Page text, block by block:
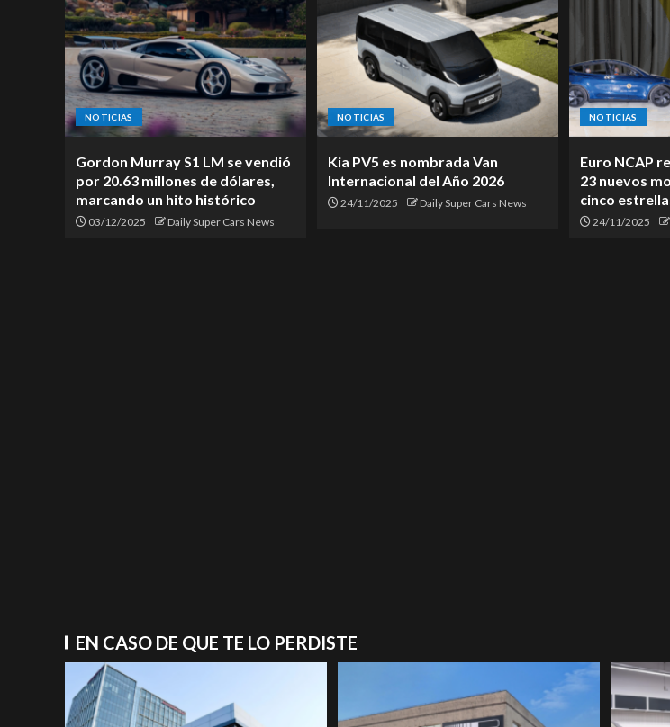
NOTICIAS
Gordon Murray S1 LM se vendió
por 20.63 millones de dólares,
marcando un hito histórico
03/12/2025 Daily Super Cars News
NOTICIAS
Kia PV5 es nombrada Van
Internacional del Año 2026
24/11/2025 Daily Super Cars News
NOTICIAS
Euro NCAP
23 nuevos
cinco
24/11/2025
EN CASO DE QUE TE LO PERDISTE